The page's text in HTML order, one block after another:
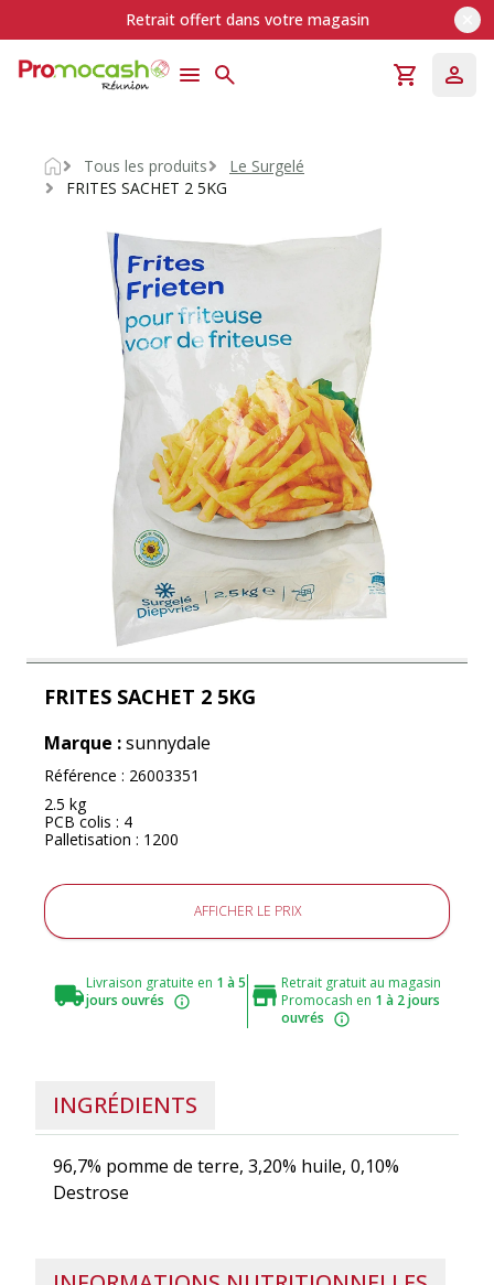
Retrait offert dans votre magasin
Accueil
Tous les produits
Le Surgelé
FRITES SACHET 2 5KG
FRITES SACHET 2 5KG
Marque :sunnydale
Référence : 26003351
2.5 kg
PCB colis : 4
Palletisation : 1200
AFFICHER LE PRIX
Livraison gratuite en 1 à 5
jours ouvrés
Retrait gratuit au magasin
Promocash en 1 à 2 jours
ouvrés
INGRÉDIENTS
96,7% pomme de terre, 3,20% huile, 0,10%
Destrose